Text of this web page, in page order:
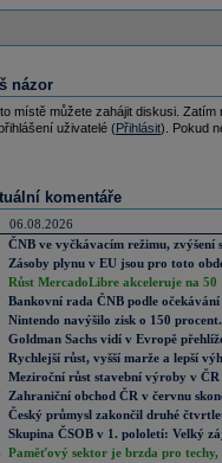
názor
místě můžete zahájit diskusi.
uživatelé (Přihlásit). Pokud
komentáře
06.08.2026
ČNB ve vyčkávacím režimu, zvýšení
Zásoby plynu v EU jsou pro toto
Růst MercadoLibre akceleruje na
Bankovní rada ČNB podle
Nintendo navýšilo zisk o 150
Goldman Sachs vidí v Evropě
Rychlejší růst, vyšší marže a lepší
Meziroční růst stavební výroby v
Zahraniční obchod ČR v červnu
Český průmysl zakončil druhé
Skupina ČSOB v 1. pololetí: Velký
Paměťový sektor je brzda pro techy,